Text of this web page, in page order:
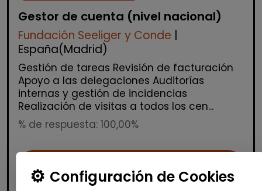
Gestor de cuenta (nivel nacional)
Fundación Seeliger y Conde |
España(Madrid)
Gestión de tareas Revisión de facturación
Apoyo a las delegaciones Auditorías
internas y gestión de incidencias
Realización de visitas a todos los cen...
% de respuesta: 100,00%
Me interesa
Configuración de Cookies